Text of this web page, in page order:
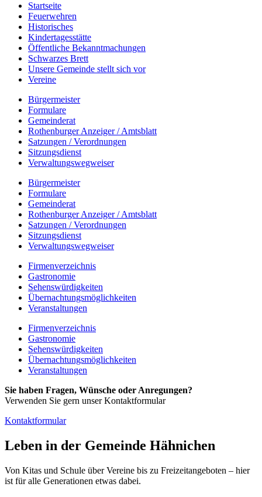
Startseite
Feuerwehren
Historisches
Kindertagesstätte
Öffentliche Bekanntmachungen
Schwarzes Brett
Unsere Gemeinde stellt sich vor
Vereine
Bürgermeister
Formulare
Gemeinderat
Rothenburger Anzeiger / Amtsblatt
Satzungen / Verordnungen
Sitzungsdienst
Verwaltungswegweiser
Bürgermeister
Formulare
Gemeinderat
Rothenburger Anzeiger / Amtsblatt
Satzungen / Verordnungen
Sitzungsdienst
Verwaltungswegweiser
Firmenverzeichnis
Gastronomie
Sehenswürdigkeiten
Übernachtungsmöglichkeiten
Veranstaltungen
Firmenverzeichnis
Gastronomie
Sehenswürdigkeiten
Übernachtungsmöglichkeiten
Veranstaltungen
Sie haben Fragen, Wünsche oder Anregungen?
Verwenden Sie gern unser Kontaktformular
Kontaktformular
Leben in der Gemeinde Hähnichen
Von Kitas und Schule über Vereine bis zu Freizeitangeboten – hier
ist für alle Generationen etwas dabei.